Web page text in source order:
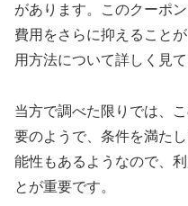
があります。このクーポ
費用をさらに抑えること
用方法について詳しく見て
当方で調べた限りでは、
要のようで、条件を満た
能性もあるようなので、
とが重要です。